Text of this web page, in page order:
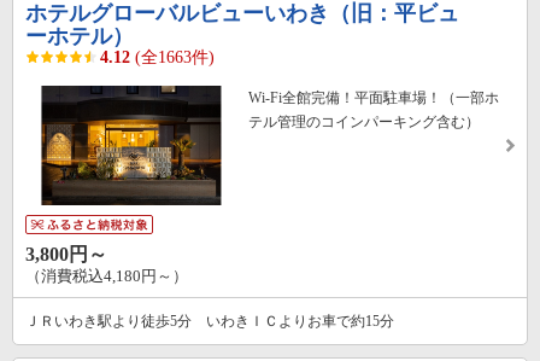
ホテルグローバルビューいわき（旧：平ビュ
ーホテル）
4.12 (全1663件)
Wi-Fi全館完備！平面駐車場！（一部ホ
テル管理のコインパーキング含む）
3,800円～
（消費税込4,180円～）
ＪＲいわき駅より徒歩5分 いわきＩＣよりお車で約15分